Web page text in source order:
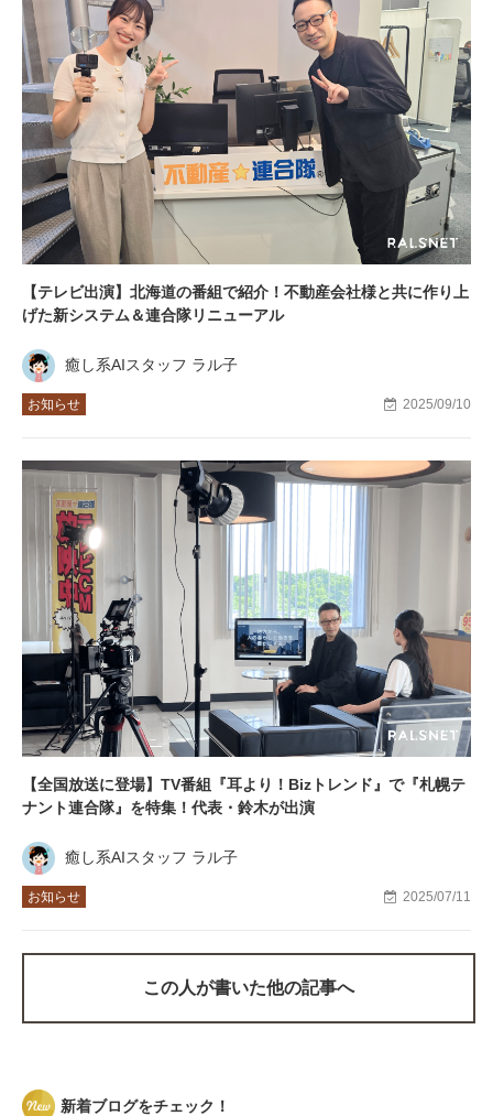
【テレビ出演】北海道の番組で紹介！不動産会社様と共に作り上
げた新システム＆連合隊リニューアル
癒し系AIスタッフ ラル子
お知らせ 2025/09/10
【全国放送に登場】TV番組『耳より！Bizトレンド』で『札幌テ
ナント連合隊』を特集！代表・鈴木が出演
癒し系AIスタッフ ラル子
お知らせ 2025/07/11
この人が書いた他の記事へ
新着ブログをチェック！